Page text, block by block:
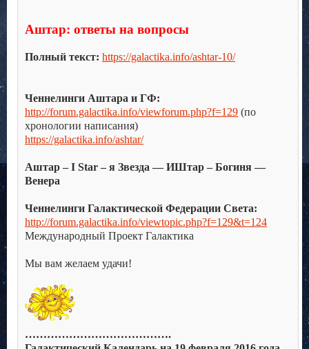
Аштар: ответы на вопросы
Полный текст: https://galactika.info/ashtar-10/
Ченнелинги Аштара и ГФ:
http://forum.galactika.info/viewforum.php?f=129 (по
хронологии написания)
https://galactika.info/ashtar/
Аштар – I Star – я Звезда — ИШтар – Богиня —
Венера
Ченнелинги Галактической Федерации Света:
http://forum.galactika.info/viewtopic.php?f=129&t=124
Международный Проект Галактика
Мы вам желаем удачи!
………………………………….